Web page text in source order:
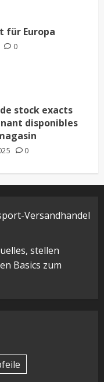
für Europa
0
stock exacts
disponibles
0
Versandhandel
stellen
Basics zum